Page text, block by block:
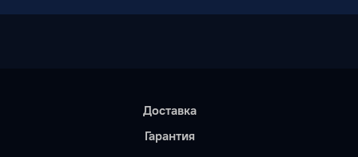
Доставка
Гарантия